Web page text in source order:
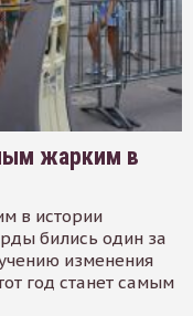
жарким в
в истории
бились один за
изменения
год станет самым